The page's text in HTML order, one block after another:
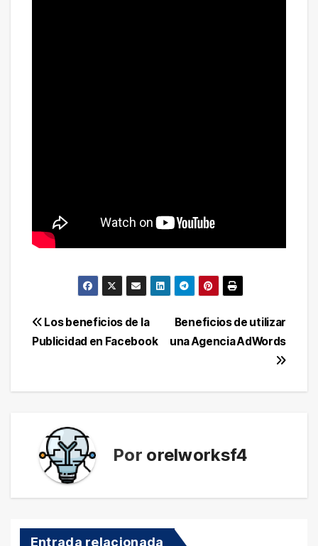
Navegación
entradas
Beneficios de utilizar
una Agencia AdWords
Los beneficios de la
Publicidad en Facebook
Por orelworksf4
Entrada relacionada